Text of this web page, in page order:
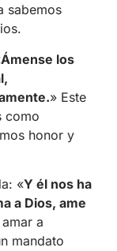
sabemos
Ámense los
» Este
como
honor y
«Y él nos ha
a Dios, ame
a
mandato